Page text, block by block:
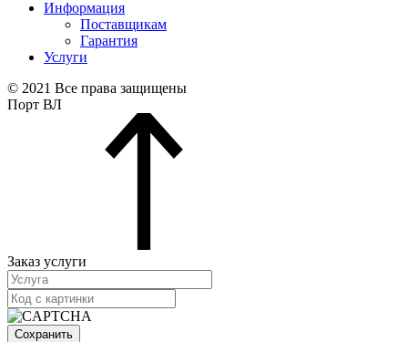
Информация
Поставщикам
Гарантия
Услуги
© 2021 Все права защищены
Порт ВЛ
Заказ услуги
Сохранить